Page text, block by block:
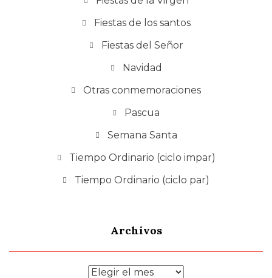
Fiestas de los santos
Fiestas del Señor
Navidad
Otras conmemoraciones
Pascua
Semana Santa
Tiempo Ordinario (ciclo impar)
Tiempo Ordinario (ciclo par)
Archivos
Archivos